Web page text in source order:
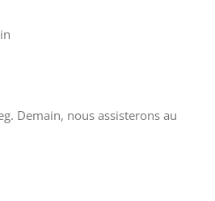
Demain, nous assisterons au